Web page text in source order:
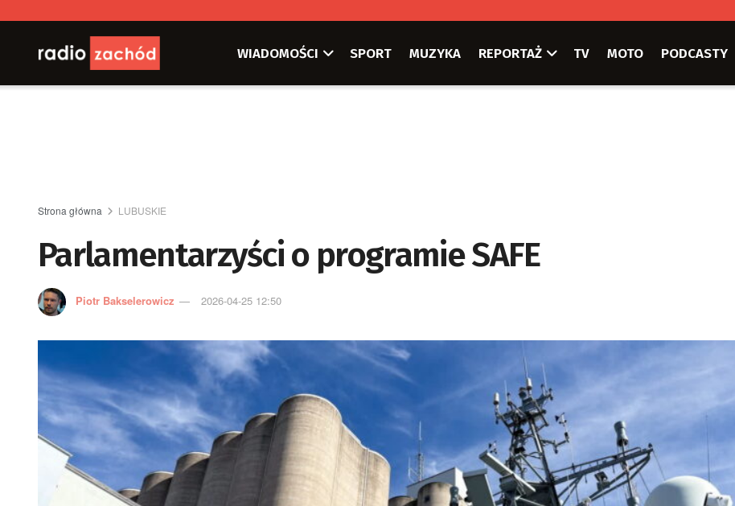
WIADOMOŚCI SPORT MUZYKA REPORTAŻ TV MOTO PODCASTY
Strona główna LUBUSKIE
Parlamentarzyści o programie SAFE
Piotr Bakselerowicz 2026-04-25 12:50